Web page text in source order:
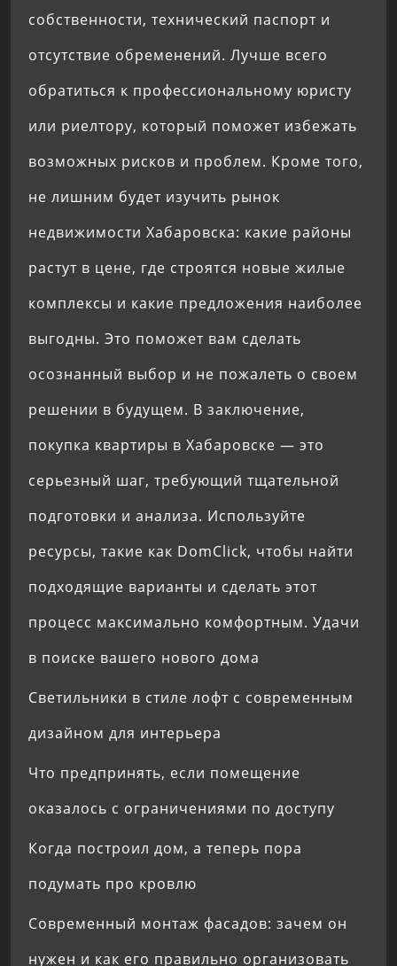
собственности, технический паспорт и
отсутствие обременений. Лучше всего
обратиться к профессиональному юристу
или риелтору, который поможет избежать
возможных рисков и проблем. Кроме того,
не лишним будет изучить рынок
недвижимости Хабаровска: какие районы
растут в цене, где строятся новые жилые
комплексы и какие предложения наиболее
выгодны. Это поможет вам сделать
осознанный выбор и не пожалеть о своем
решении в будущем. В заключение,
покупка квартиры в Хабаровске — это
серьезный шаг, требующий тщательной
подготовки и анализа. Используйте
ресурсы, такие как DomClick, чтобы найти
подходящие варианты и сделать этот
процесс максимально комфортным. Удачи
в поиске вашего нового дома
Светильники в стиле лофт с современным
дизайном для интерьера
Что предпринять, если помещение
оказалось с ограничениями по доступу
Когда построил дом, а теперь пора
подумать про кровлю
Современный монтаж фасадов: зачем он
нужен и как его правильно организовать